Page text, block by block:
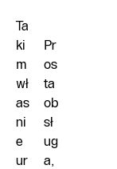
Ta
ki
m
wł
as
ni
e
ur
Pr
os
ta
ob
sł
ug
a,